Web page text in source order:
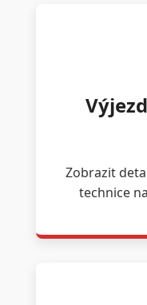
Zobrazit
technice